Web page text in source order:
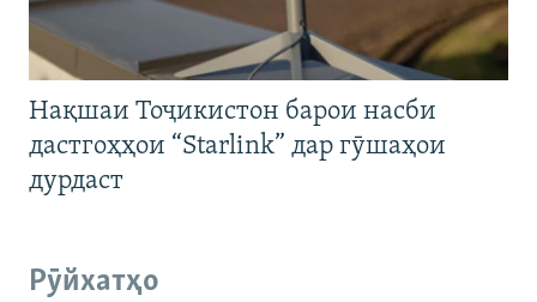
Нақшаи Тоҷикистон барои насби
дастгоҳҳои “Starlink” дар гӯшаҳои
дурдаст
Рӯйхатҳо